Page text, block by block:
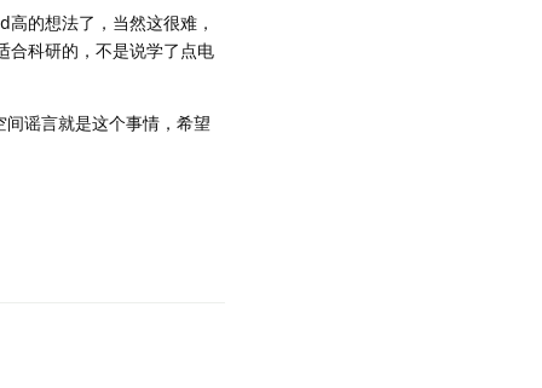
的想法了，当然这很难，
合科研的，不是说学了点电
谣言就是这个事情，希望